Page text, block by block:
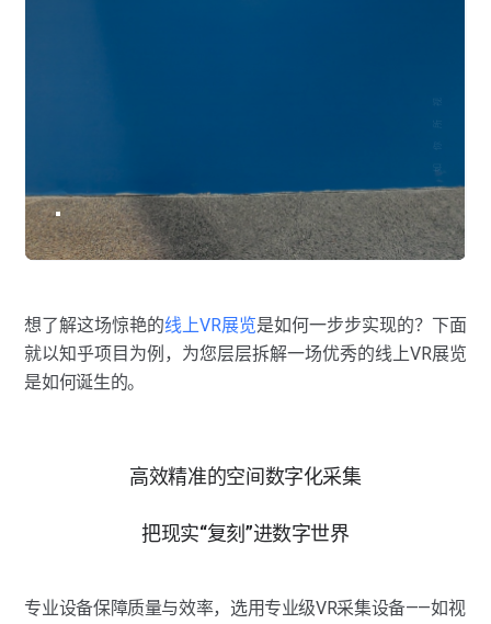
想了解这场惊艳的线上VR展览是如何一步步实现的？下面
就以知乎项目为例，为您层层拆解一场优秀的线上VR展览
是如何诞生的。
高效精准的空间数字化采集
把现实“复刻”进数字世界
专业设备保障质量与效率，选用专业级VR采集设备——如视